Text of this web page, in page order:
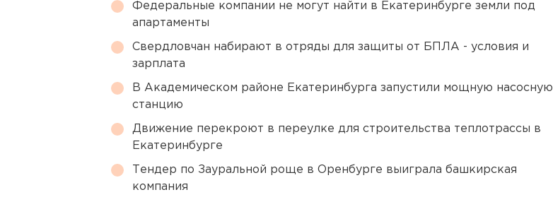
Федеральные компании не могут найти в Екатеринбурге земли под
апартаменты
Свердловчан набирают в отряды для защиты от БПЛА - условия и
зарплата
В Академическом районе Екатеринбурга запустили мощную насосную
станцию
Движение перекроют в переулке для строительства теплотрассы в
Екатеринбурге
Тендер по Зауральной роще в Оренбурге выиграла башкирская
компания